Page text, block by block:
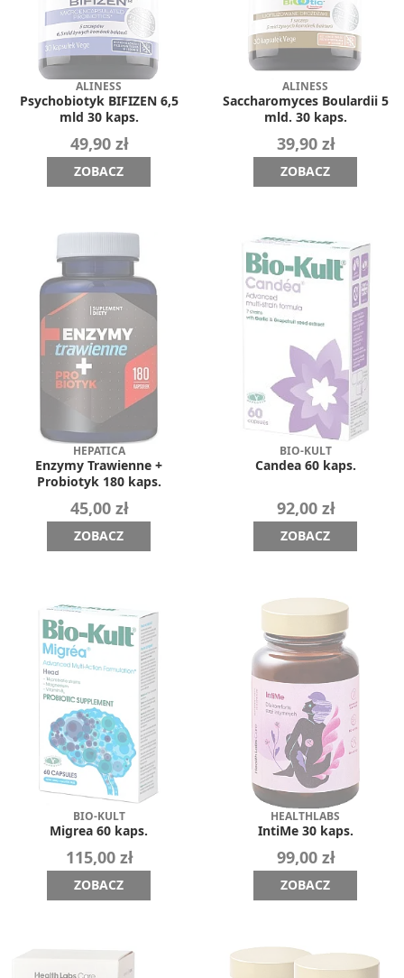
ALINESS
Psychobiotyk BIFIZEN 6,5
mld 30 kaps.
49,90 zł
ZOBACZ
ALINESS
Saccharomyces Boulardii 5
mld. 30 kaps.
39,90 zł
ZOBACZ
HEPATICA
Enzymy Trawienne +
Probiotyk 180 kaps.
45,00 zł
ZOBACZ
BIO-KULT
Candea 60 kaps.
92,00 zł
ZOBACZ
BIO-KULT
Migrea 60 kaps.
115,00 zł
ZOBACZ
HEALTHLABS
IntiMe 30 kaps.
99,00 zł
ZOBACZ